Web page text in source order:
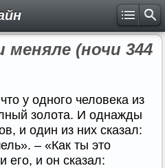
меняле (ночи 344
у одного человека из
золота. И однажды
и один из них сказал:
– «Как ты это
его, и он сказал: